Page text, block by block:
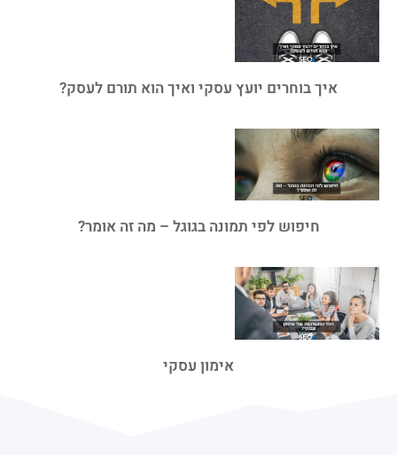
איך בוחרים יועץ עסקי ואיך הוא תורם לעסק?
חיפוש לפי תמונה בגוגל – מה זה אומר?
אימון עסקי